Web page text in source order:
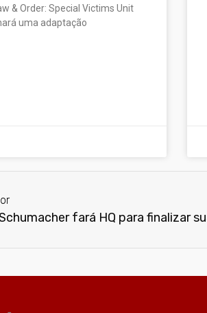
& Order: Special Victims Unit
uma adaptação